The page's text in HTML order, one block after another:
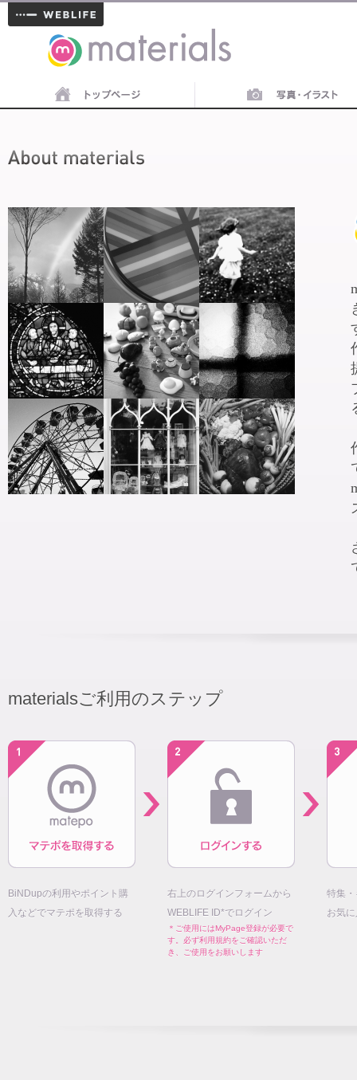
materials
materialsご利用のステップ
BiNDupの利用やポイント購
入などでマテポを取得する
右上のログインフォームから
WEBLIFE ID*でログイン
＊ご使用にはMyPage登録が必要で
す。必ず利用規約をご確認いただ
き、ご使用をお願いします
特集
お気